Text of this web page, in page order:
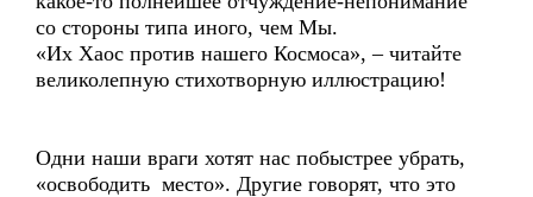
со стороны типа иного, чем Мы.
«Их Хаос против нашего Космоса», – читайте
великолепную стихотворную иллюстрацию!
Одни наши враги хотят нас побыстрее убрать,
«освободить место». Другие говорят, что это